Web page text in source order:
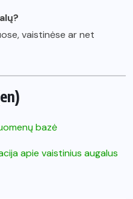
vaistinėse ar net
bazė
apie vaistinius augalus